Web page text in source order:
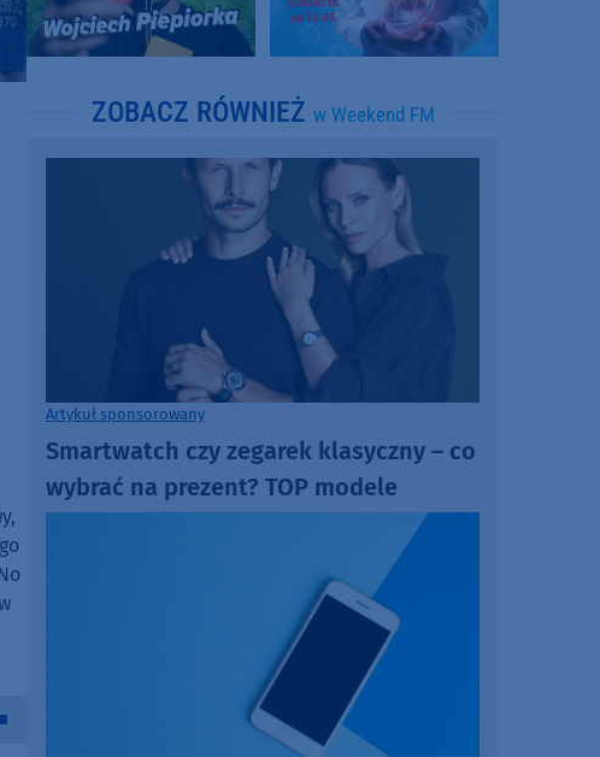
ZOBACZ RÓWNIEŻ w Weekend FM
Artykuł sponsorowany
Smartwatch czy zegarek klasyczny – co
wybrać na prezent? TOP modele